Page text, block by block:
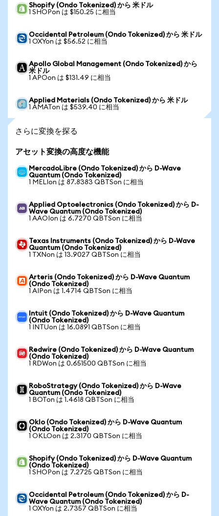
Shopify (Ondo Tokenized) から 米ドル
1 SHOPon は $150.25 に相当
Occidental Petroleum (Ondo Tokenized) から 米ドル
1 OXYon は $56.52 に相当
Apollo Global Management (Ondo Tokenized) から
米ドル
1 APOon は $131.49 に相当
Applied Materials (Ondo Tokenized) から 米ドル
1 AMATon は $539.40 に相当
さらに変換を探る
アセット変換の高度な機能
MercadoLibre (Ondo Tokenized) から D-Wave
Quantum (Ondo Tokenized)
1 MELIon は 87.8383 QBTSon に相当
Applied Optoelectronics (Ondo Tokenized) から D-
Wave Quantum (Ondo Tokenized)
1 AAOIon は 6.7270 QBTSon に相当
Texas Instruments (Ondo Tokenized) から D-Wave
Quantum (Ondo Tokenized)
1 TXNon は 13.9027 QBTSon に相当
Arteris (Ondo Tokenized) から D-Wave Quantum
(Ondo Tokenized)
1 AIPon は 1.4714 QBTSon に相当
Intuit (Ondo Tokenized) から D-Wave Quantum
(Ondo Tokenized)
1 INTUon は 16.0891 QBTSon に相当
Redwire (Ondo Tokenized) から D-Wave Quantum
(Ondo Tokenized)
1 RDWon は 0.651500 QBTSon に相当
RoboStrategy (Ondo Tokenized) から D-Wave
Quantum (Ondo Tokenized)
1 BOTon は 1.4618 QBTSon に相当
Oklo (Ondo Tokenized) から D-Wave Quantum
(Ondo Tokenized)
1 OKLOon は 2.3170 QBTSon に相当
Shopify (Ondo Tokenized) から D-Wave Quantum
(Ondo Tokenized)
1 SHOPon は 7.2725 QBTSon に相当
Occidental Petroleum (Ondo Tokenized) から D-
Wave Quantum (Ondo Tokenized)
1 OXYon は 2.7357 QBTSon に相当